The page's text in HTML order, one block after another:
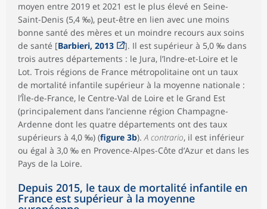
moyen entre 2019 et 2021 est le plus élevé en Seine-
Saint-Denis (5,4 ‰), peut-être en lien avec une moins
bonne santé des mères et un moindre recours aux soins
de santé [Barbieri, 2013
]. Il est supérieur à 5,0 ‰ dans
trois autres départements : le Jura, l’Indre-et-Loire et le
Lot. Trois régions de France métropolitaine ont un taux
de mortalité infantile supérieur à la moyenne nationale :
l’Île-de-France, le Centre-Val de Loire et le Grand Est
(principalement dans l’ancienne région Champagne-
Ardenne dont les quatre départements ont des taux
supérieurs à 4,0 ‰) (figure 3b).A contrario, il est inférieur
ou égal à 3,0 ‰ en Provence-Alpes-Côte d’Azur et dans les
Pays de la Loire.
Depuis 2015, le taux de mortalité infantile en
France est supérieur à la moyenne